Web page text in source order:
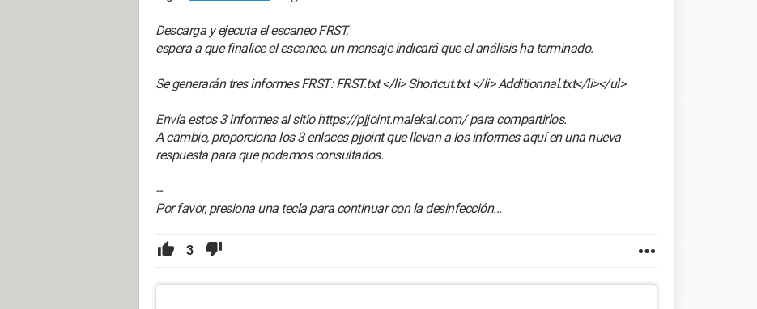
Descarga y ejecuta el escaneo FRST,
espera a que finalice el escaneo, un mensaje indicará que el análisis ha terminado.
Se generarán tres informes FRST:FRST.txt </li> Shortcut.txt </li> Additionnal.txt</li></ul>
Envía estos 3 informes al sitio https://pjjoint.malekal.com/ para compartirlos.
A cambio, proporciona los 3 enlaces pjjoint que llevan a los informes aquí en una nueva
respuesta para que podamos consultarlos.
--
Por favor, presiona una tecla para continuar con la desinfección...
3